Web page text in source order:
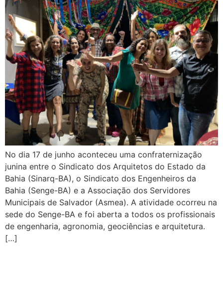
No dia 17 de junho aconteceu uma confraternização
junina entre o Sindicato dos Arquitetos do Estado da
Bahia (Sinarq-BA), o Sindicato dos Engenheiros da
Bahia (Senge-BA) e a Associação dos Servidores
Municipais de Salvador (Asmea). A atividade ocorreu na
sede do Senge-BA e foi aberta a todos os profissionais
de engenharia, agronomia, geociências e arquitetura.
[…]